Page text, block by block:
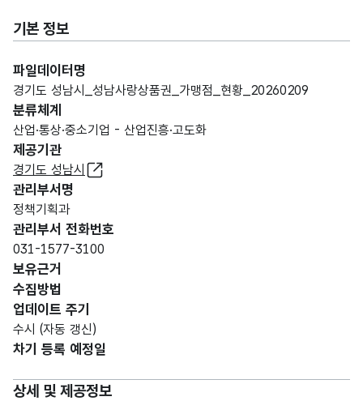
기본 정보
파일데이터명
경기도 성남시_성남사랑상품권_가맹점_현황_20260209
분류체계
산업·통상·중소기업 - 산업진흥·고도화
제공기관
경기도 성남시
관리부서명
정책기획과
관리부서 전화번호
031-1577-3100
보유근거
수집방법
업데이트 주기
수시 (자동 갱신)
차기 등록 예정일
상세 및 제공정보